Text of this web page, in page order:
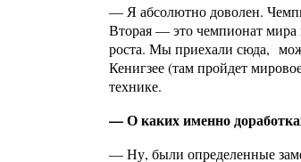
— Я абсолютно доволен.
Вторая — это чемпионат мира
роста. Мы приехали сюда,
Кенигзее (там пройдет
технике.
— О каких именно
— Ну, были определенные